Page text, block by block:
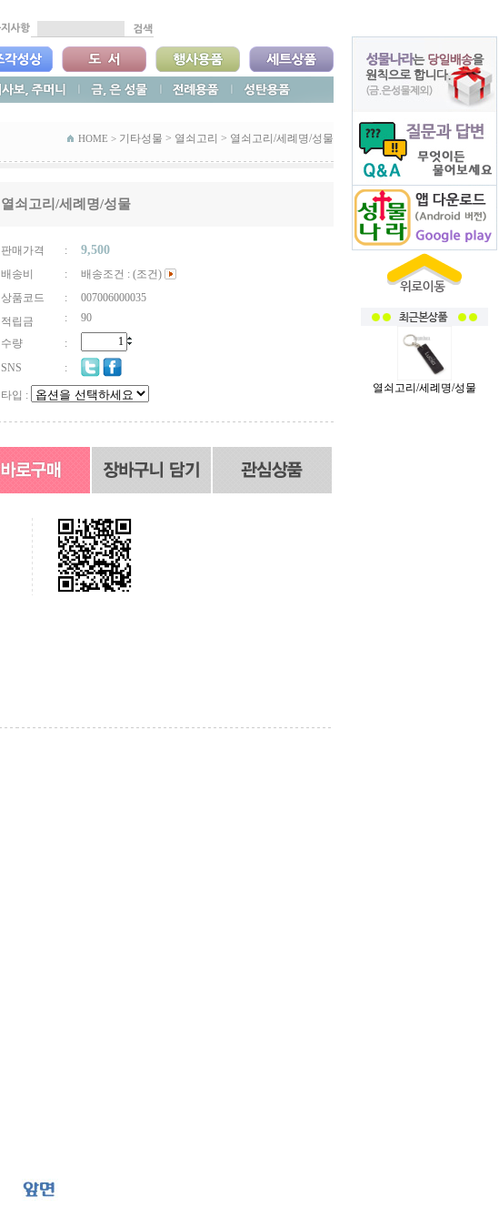
HOME > 기타성물 > 열쇠고리 > 열쇠고리/세례명/성물
열쇠고리/세례명/성물
판매가격 : 9,500
배송비 :
배송조건 : (조건)
상품코드
:
007006000035
적립금
:
90
수량
:
SNS
:
타입 :
열쇠고리/세례명/성물